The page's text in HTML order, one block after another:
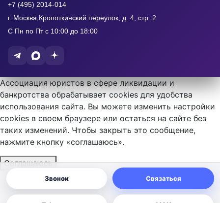
+7 (495) 2014-014
г. Москва,Кропоткинский переулок, д. 4, стр. 2
С Пн по Пт с 10:00 до 18:00
Ассоциация юристов в сфере ликвидации и
банкротства обрабатывает cookies для удобства
использования сайта. Вы можете изменить настройки
cookies в своем браузере или остаться на сайте без
таких изменений. Чтобы закрыть это сообщение,
нажмите кнопку «соглашаюсь».
Соглашаюсь
Звонок Связаться